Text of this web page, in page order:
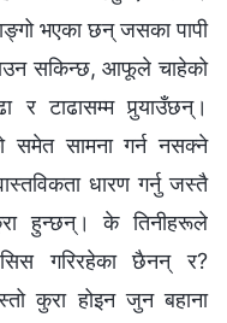
भएका छन् जसका पापी
सकिन्छ, आफूले चाहेको
र टाढासम्म पुर्‍याउँछन्।
समेत सामना गर्न नसक्ने
धारण गर्नु जस्तै
हुन्छन्। के तिनीहरूले
गरिरहेका छैनन् र?
कुरा होइन जुन बहाना